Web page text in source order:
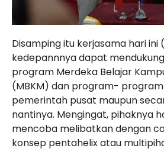
Disamping itu kerjasama hari ini
kedepannnya dapat
program Merdeka Belajar
(MBKM) dan program-
pemerintah pusat maupun
nantinya. Mengingat, pihaknya
mencoba melibatkan dengan
konsep pentahelix atau